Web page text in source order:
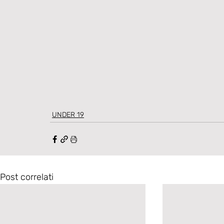
UNDER 19
Post correlati